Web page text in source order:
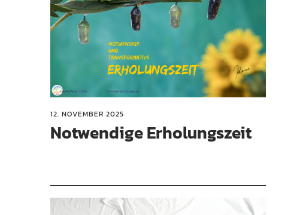
12. NOVEMBER 2025
Notwendige Erholungszeit